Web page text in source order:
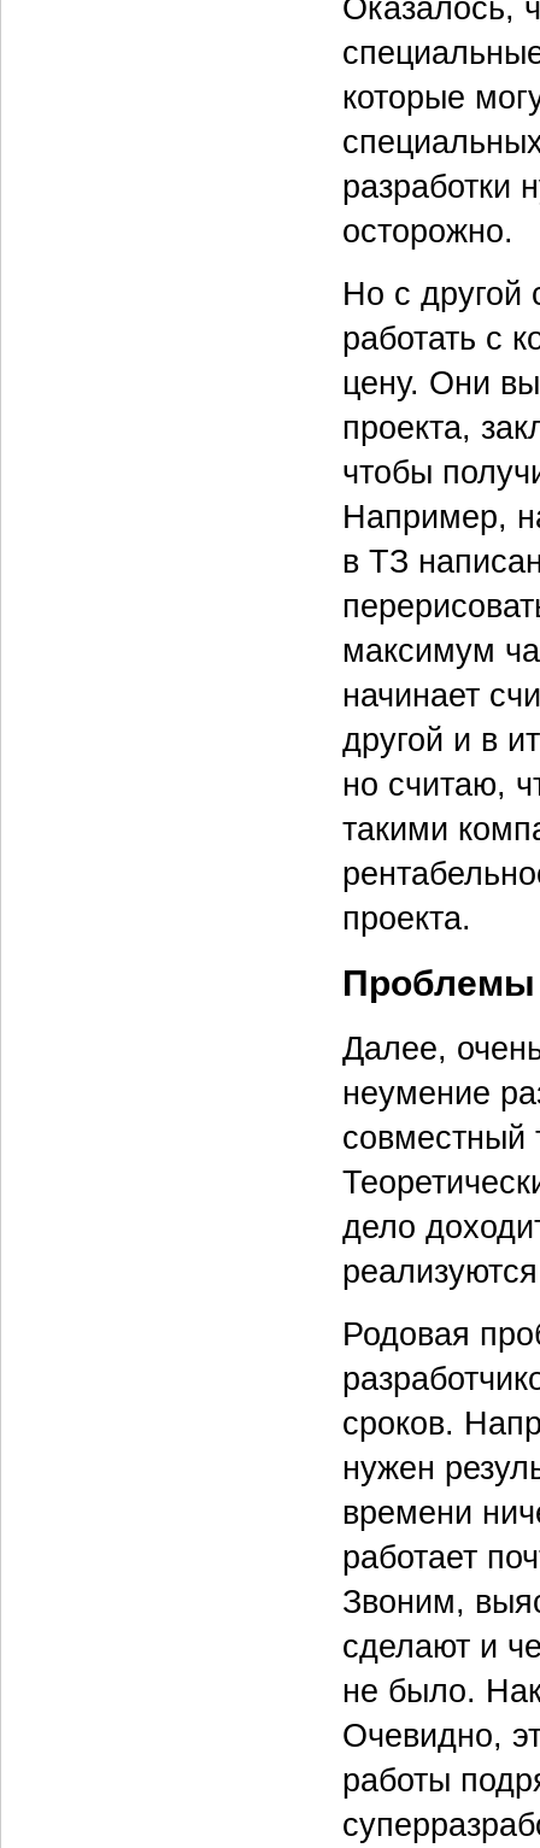
которые
разработки
осторожно.
Но с другой
работать с
цену. Они
проекта,
чтобы
Например,
в ТЗ
максимум
начинает
другой и в
но считаю,
такими
проекта.
Проблемы
Далее,
неумение
совместный
дело
Родовая
сроков.
нужен
времени
работает
Звоним,
сделают и
не было.
Очевидно,
работы